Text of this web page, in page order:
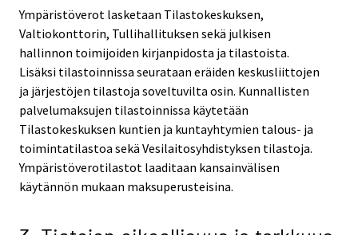
Ympäristöverot lasketaan Tilastokeskuksen,
Valtiokonttorin, Tullihallituksen sekä julkisen
hallinnon toimijoiden kirjanpidosta ja tilastoista.
Lisäksi tilastoinnissa seurataan eräiden keskusliittojen
ja järjestöjen tilastoja soveltuvilta osin. Kunnallisten
palvelumaksujen tilastoinnissa käytetään
Tilastokeskuksen kuntien ja kuntayhtymien talous- ja
toimintatilastoa sekä Vesilaitosyhdistyksen tilastoja.
Ympäristöverotilastot laaditaan kansainvälisen
käytännön mukaan maksuperusteisina.